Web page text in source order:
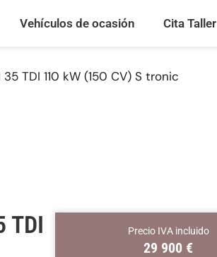
Vehículos de ocasión Cita Taller
TDI 110 kW (150 CV) S tronic
TDI
Precio IVA incluido
29 900 €